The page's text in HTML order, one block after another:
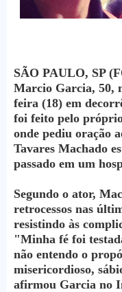
SÃO PAULO, SP
Marcio Garcia, 50,
feira (18) em
foi feito pelo
onde pediu oração
Tavares Machado
passado em um
Segundo o ator,
retrocessos nas
resistindo às
"Minha fé foi
não entendo o
misericordioso,
afirmou Garcia no